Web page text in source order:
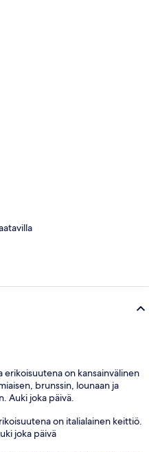
on kansainvälinen
brunssin, lounaan ja
Auki joka päivä.
on italialainen keittiö.
joka päivä